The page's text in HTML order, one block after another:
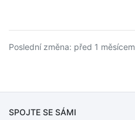
Poslední změna: před 1 měsícem
SPOJTE SE SÁMI